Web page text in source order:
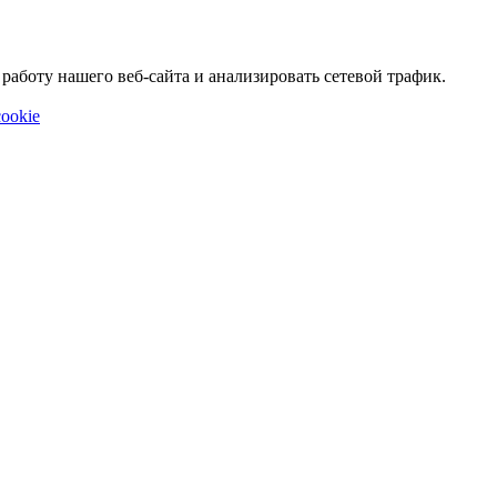
нашего веб-сайта и анализировать сетевой трафик.